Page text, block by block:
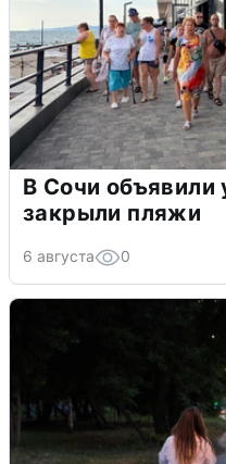
В Сочи объявили
закрыли пляжи
6 августа 0